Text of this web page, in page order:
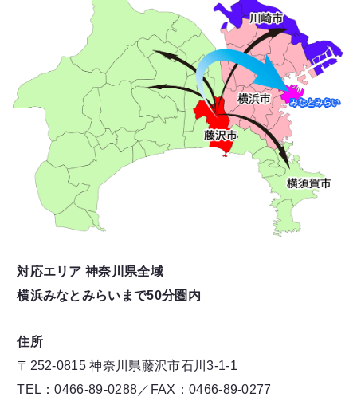
対応エリア 神奈川県全域
横浜みなとみらいまで50分圏内
住所
〒252-0815 神奈川県藤沢市石川3-1-1
TEL：0466-89-0288／FAX：0466-89-0277